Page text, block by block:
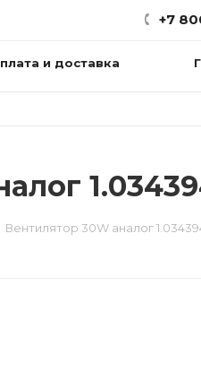
+7
и доставка
Вентилятор 30W аналог